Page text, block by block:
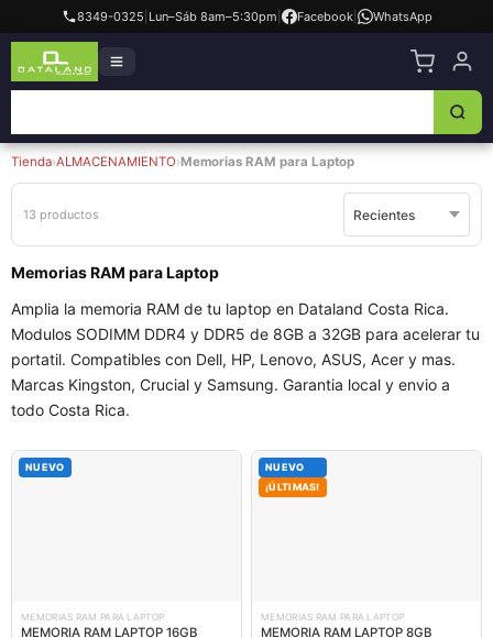
8349-0325 Lun–Sáb 8am–5:30pm Facebook| WhatsApp
Tienda›ALMACENAMIENTO›Memorias RAM para Laptop
13 productos
Memorias RAM para Laptop
Amplia la memoria RAM de tu laptop en Dataland Costa Rica.
Modulos SODIMM DDR4 y DDR5 de 8GB a 32GB para acelerar tu
portatil. Compatibles con Dell, HP, Lenovo, ASUS, Acer y mas.
Marcas Kingston, Crucial y Samsung. Garantia local y envio a
todo Costa Rica.
NUEVO
MEMORIAS RAM PARA LAPTOP
MEMORIA RAM LAPTOP 16GB
NUEVO
¡ÚLTIMAS!
MEMORIAS RAM PARA LAPTOP
MEMORIA RAM LAPTOP 8GB